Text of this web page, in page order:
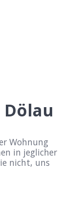
Wohnung
in jeglicher
nicht, uns